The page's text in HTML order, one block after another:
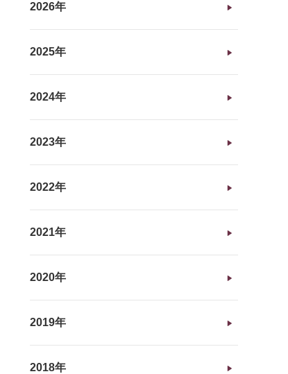
2026年
2025年
2024年
2023年
2022年
2021年
2020年
2019年
2018年